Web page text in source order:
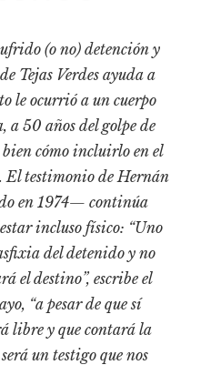
(o no) detención y
Tejas Verdes ayuda a
le ocurrió a un cuerpo
a 50 años del golpe de
bien cómo incluirlo en el
testimonio de Hernán
en 1974— continúa
incluso físico: “Uno
del detenido y no
el destino”, escribe el
“a pesar de que sí
libre y que contará la
un testigo que nos